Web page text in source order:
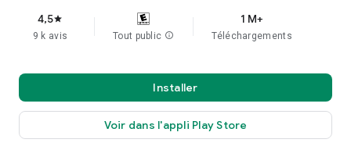
4,5star
9 k avis Tout public info
1 M+
Téléchargements
Installer
Voir dans l'appli Play Store